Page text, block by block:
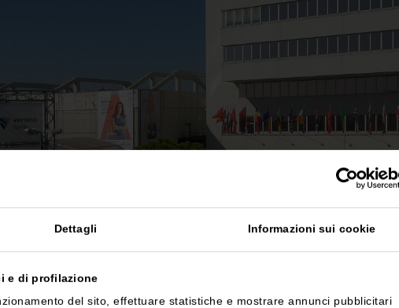
Dettagli Informazioni sui cookie
e di profilazione
del sito, effettuare statistiche e mostrare annunci pubblicitari
TISE – Stonexpo Marmomacc Americas – Las Vegas – USA 2015
- Stonexpo Marmomacc
- Las Vegas - USA